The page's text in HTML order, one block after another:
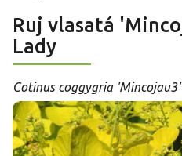
Ruj vlasatá
Lady
Cotinus coggygria 'Mincojau3'